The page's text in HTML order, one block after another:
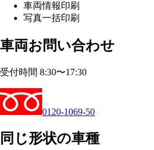
車両情報印刷
写真一括印刷
車両お問い合わせ
受付時間 8:30〜17:30
0120-1069-50
同じ形状の車種